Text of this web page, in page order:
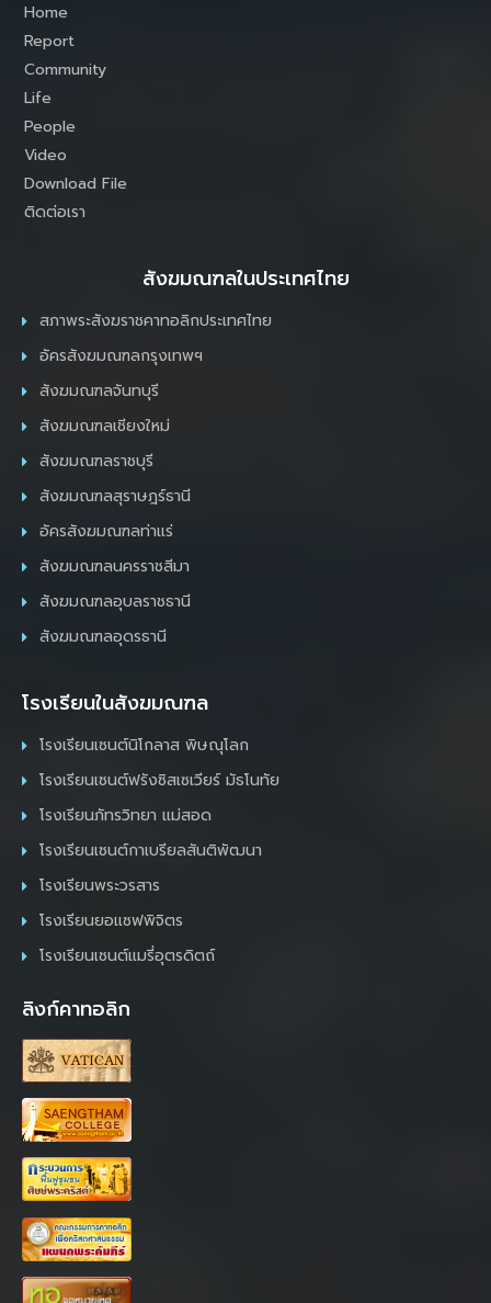
Home
Report
Community
Life
People
Video
Download File
ติดต่อเรา
สังฆมณฑลในประเทศไทย
สภาพระสังฆราชคาทอลิกประเทศไทย
อัครสังฆมณฑลกรุงเทพฯ
สังฆมณฑลจันทบุรี
สังฆมณฑลเชียงใหม่
สังฆมณฑลราชบุรี
สังฆมณฑลสุราษฎร์ธานี
อัครสังฆมณฑลท่าแร่
สังฆมณฑลนครราชสีมา
สังฆมณฑลอุบลราชธานี
สังฆมณฑลอุดรธานี
โรงเรียนในสังฆมณฑล
โรงเรียนเซนต์นิโกลาส พิษณุโลก
โรงเรียนเซนต์ฟรังซิสเซเวียร์ มัธโนทัย
โรงเรียนภัทรวิทยา แม่สอด
โรงเรียนเซนต์กาเบรียลสันติพัฒนา
โรงเรียนพระวรสาร
โรงเรียนยอแซฟพิจิตร
โรงเรียนเซนต์แมรี่อุตรดิตถ์
ลิงก์คาทอลิก